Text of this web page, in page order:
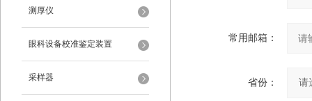
测厚仪
眼科设备校准鉴定装置
采样器
常用邮箱：
省份：